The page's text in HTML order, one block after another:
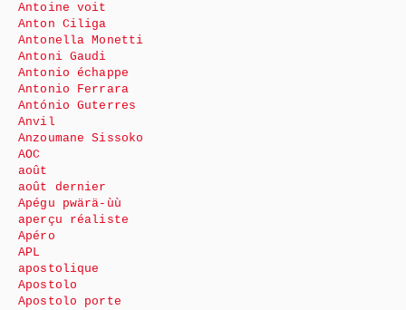
Antoine voit
Anton Ciliga
Antonella Monetti
Antoni Gaudi
Antonio échappe
Antonio Ferrara
António Guterres
Anvil
Anzoumane Sissoko
AOC
août
août dernier
Apégu pwärä-ùù
aperçu réaliste
Apéro
APL
apostolique
Apostolo
Apostolo porte